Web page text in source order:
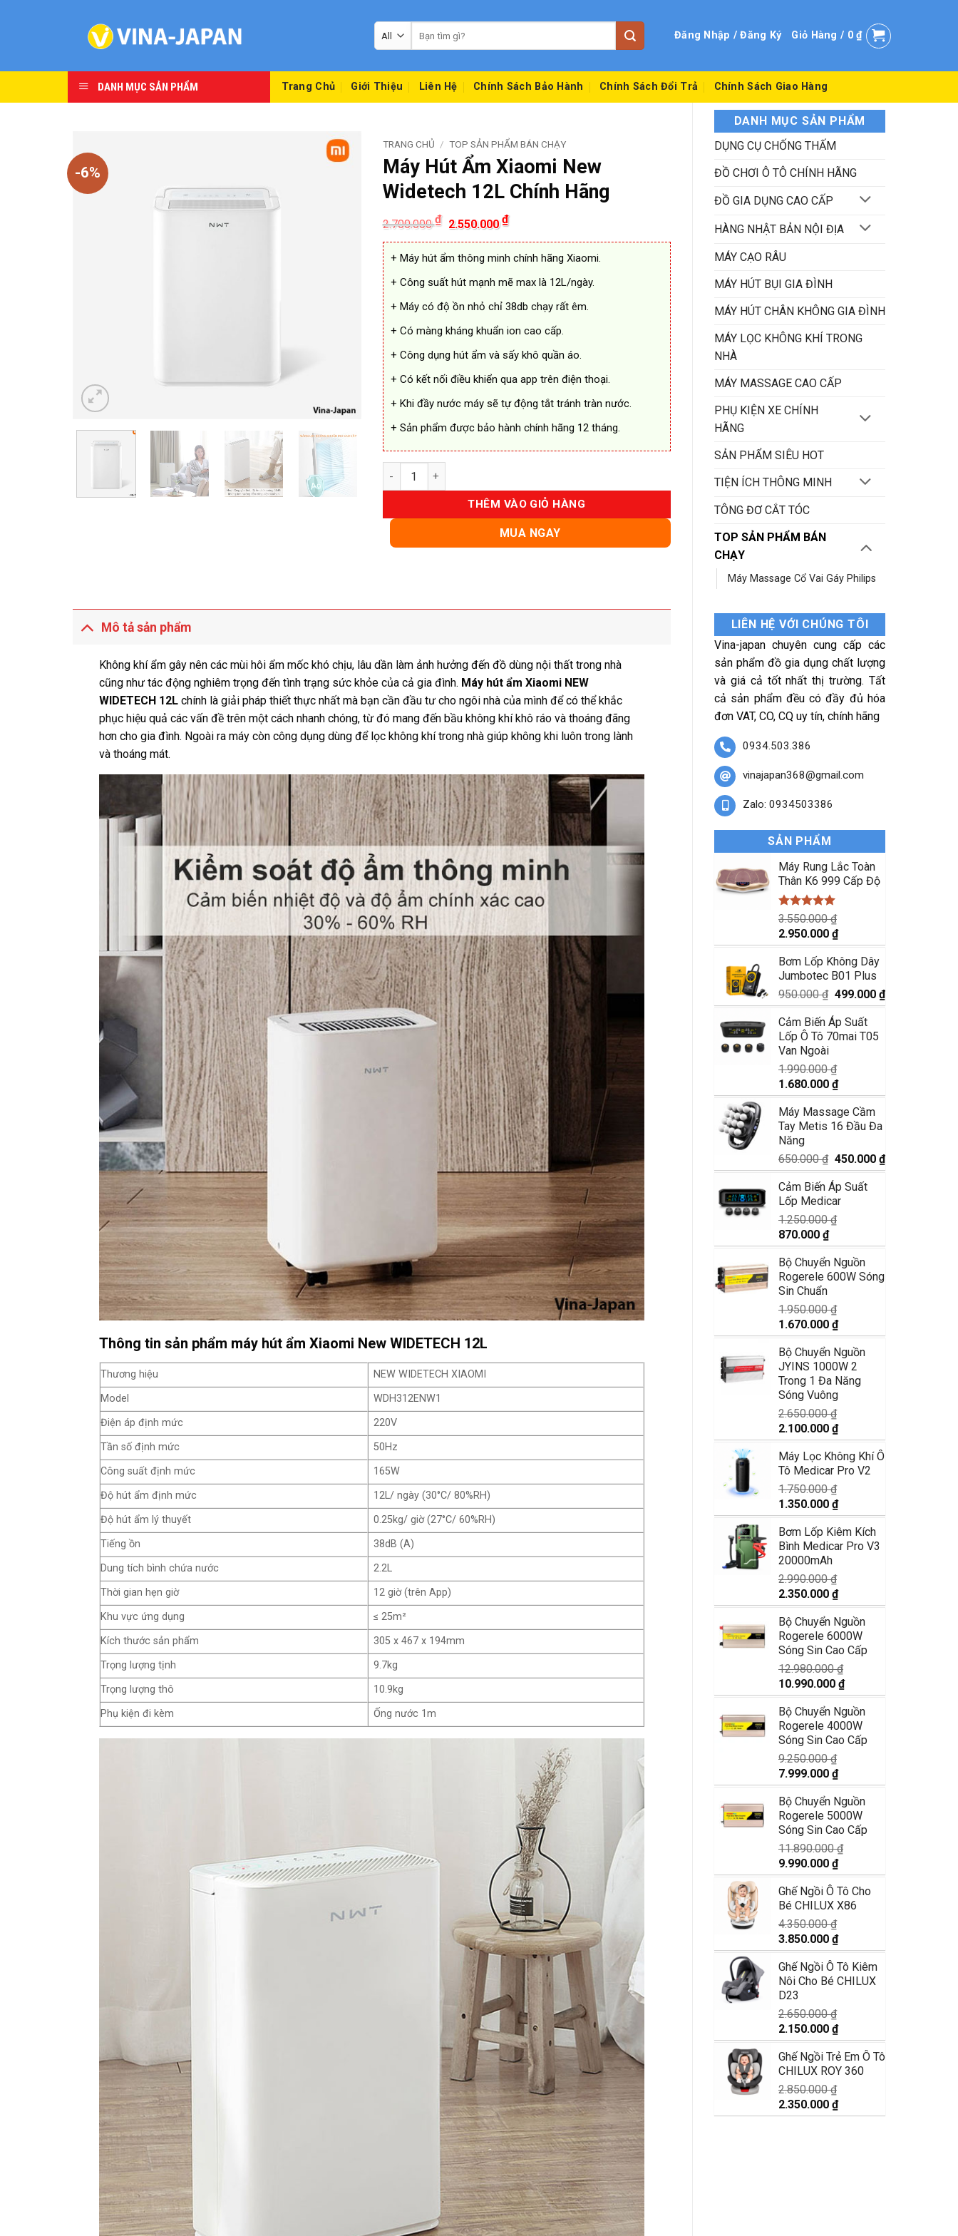
kiếm:
Đăng Nhập / Đăng Ký Giỏ Hàng / 0₫
DANH MỤC SẢN PHẨM Trang Chủ Giới Thiệu Liên Hệ Chính Sách Bảo Hành Chính Sách Đổi Trả Chính Sách Giao Hàng
DANH MỤC SẢN PHẨM
DỤNG CỤ CHỐNG THẤM
ĐỒ CHƠI Ô TÔ CHÍNH HÃNG
ĐỒ GIA DỤNG CAO CẤP
HÀNG NHẬT BẢN NỘI ĐỊA
MÁY CẠO RÂU
MÁY HÚT BỤI GIA ĐÌNH
MÁY HÚT CHÂN KHÔNG GIA ĐÌNH
MÁY LỌC KHÔNG KHÍ TRONG
NHÀ
MÁY MASSAGE CAO CẤP
PHỤ KIỆN XE CHÍNH
HÃNG
SẢN PHẨM SIÊU HOT
TIỆN ÍCH THÔNG MINH
TÔNG ĐƠ CẮT TÓC
TOP SẢN PHẨM BÁN
CHẠY
Máy Massage Cổ Vai Gáy Philips
LIÊN HỆ VỚI CHÚNG TÔI
Vina-japan chuyên cung cấp các
sản phẩm đồ gia dụng chất lượng
và giá cả tốt nhất thị trường. Tất
cả sản phẩm đều có đầy đủ hóa
đơn VAT, CO, CQ uy tín, chính hãng
0934.503.386
vinajapan368@gmail.com
Zalo: 0934503386
SẢN PHẨM
Máy Rung Lắc Toàn
Thân K6 999 Cấp Độ
Được xếp
hạng5.00
5 sao
3.550.000₫
Giá
gốc
là:
3.550.000 ₫.
2.950.000 ₫Giá
hiện
tại
là:
2.950.000 ₫.
Bơm Lốp Không Dây
Jumbotec B01 Plus
950.000₫ Giá
gốc
là:
950.000 ₫.
499.000 ₫Giá
hiện
Cảm Biến Áp Suất
Lốp Ô Tô 70mai T05
Van Ngoài
1.990.000₫
Giá
gốc
là:
1.990.000 ₫.
1.680.000 ₫Giá
hiện
tại
là:
Máy Massage Cầm
Tay Metis 16 Đầu Đa
Năng
650.000₫ Giá
gốc
là:
650.000 ₫.
450.000 ₫Giá
hiện
Cảm Biến Áp Suất
Lốp Medicar
1.250.000₫
Giá
gốc
là:
1.250.000 ₫.
870.000 ₫Giá
hiện
tại
là:
Bộ Chuyển Nguồn
Rogerele 600W Sóng
Sin Chuẩn
1.950.000₫
Giá
gốc
là:
1.950.000 ₫.
1.670.000 ₫Giá
hiện
tại
là:
1.670.000 ₫.
Bộ Chuyển Nguồn
JYINS 1000W 2
Trong 1 Đa Năng
Sóng Vuông
2.650.000₫
Giá
gốc
là:
2.650.000 ₫.
2.100.000 ₫Giá
hiện
tại
là:
Máy Lọc Không Khí Ô
Tô Medicar Pro V2
1.750.000₫
Giá
gốc
là:
1.750.000 ₫.
1.350.000 ₫Giá
hiện
tại
là:
Bơm Lốp Kiêm Kích
Bình Medicar Pro V3
20000mAh
2.990.000₫
Giá
gốc
là:
2.990.000 ₫.
2.350.000 ₫Giá
hiện
tại
là:
2.350.000 ₫.
Bộ Chuyển Nguồn
Rogerele 6000W
Sóng Sin Cao Cấp
12.980.000₫
Giá
gốc
là:
12.980.000 ₫.
10.990.000 ₫Giá
hiện
tại
là:
10.990.000 ₫.
Bộ Chuyển Nguồn
Rogerele 4000W
Sóng Sin Cao Cấp
9.250.000₫
Giá
gốc
là:
9.250.000 ₫.
7.999.000 ₫Giá
hiện
tại
là:
7.999.000 ₫.
Bộ Chuyển Nguồn
Rogerele 5000W
Sóng Sin Cao Cấp
11.890.000₫
Giá
gốc
là:
11.890.000 ₫.
9.990.000 ₫Giá
hiện
tại
là:
Ghế Ngồi Ô Tô Cho
Bé CHILUX X86
4.350.000₫
Giá
gốc
là:
4.350.000 ₫.
3.850.000 ₫Giá
hiện
tại
là:
Ghế Ngồi Ô Tô Kiêm
Nôi Cho Bé CHILUX
D23
2.650.000₫
Giá
gốc
là:
2.650.000 ₫.
2.150.000 ₫Giá
hiện
tại
là:
Ghế Ngồi Trẻ Em Ô Tô
CHILUX ROY 360
2.850.000₫
Giá
gốc
2.350.000 ₫Giá
hiện
-6%
TRANG CHỦ / TOP SẢN PHẨM BÁN CHẠY
Máy Hút Ẩm Xiaomi New
Widetech 12L Chính Hãng
2.700.000₫
Giá
gốc
là:
2.700.000 ₫.
2.550.000₫Giá
hiện
tại
là:
2.550.000 ₫.
+ Máy hút ẩm thông minh chính hãng Xiaomi.
+ Công suất hút mạnh mẽ max là 12L/ngày.
+ Máy có độ ồn nhỏ chỉ 38db chạy rất êm.
+ Có màng kháng khuẩn ion cao cấp.
+ Công dụng hút ẩm và sấy khô quần áo.
+ Có kết nối điều khiển qua app trên điện thoại.
+ Khi đầy nước máy sẽ tự động tắt tránh tràn nước.
+ Sản phẩm được bảo hành chính hãng 12 tháng.
Máy Hút Ẩm Xiaomi New Widetech 12L Chính Hãng số lượng
THÊM VÀO GIỎ HÀNG
MUA NGAY
Mô tả sản phẩm
Không khí ẩm gây nên các mùi hôi ẩm mốc khó chịu, lâu dần làm ảnh hưởng đến đồ dùng nội thất trong nhà
cũng như tác động nghiêm trọng đến tình trạng sức khỏe của cả gia đình. Máy hút ẩm Xiaomi NEW
WIDETECH 12Lchính là giải pháp thiết thực nhất mà bạn cần đầu tư cho ngôi nhà của mình để có thể khắc
phục hiệu quả các vấn đề trên một cách nhanh chóng, từ đó mang đến bầu không khí khô ráo và thoáng đãng
hơn cho gia đình. Ngoài ra máy còn công dụng dùng để lọc không khí trong nhà giúp không khi luôn trong lành
và thoáng mát.
Thông tin sản phẩm máy hút ẩm Xiaomi New WIDETECH 12L
Thương hiệu
NEW WIDETECH XIAOMI
Model
WDH312ENW1
Điện áp định mức
220V
Tần số định mức
50Hz
Công suất định mức
165W
Độ hút ẩm định mức
12L/ ngày (30°C/ 80%RH)
Độ hút ẩm lý thuyết
0.25kg/ giờ (27°C/ 60%RH)
Tiếng ồn
38dB (A)
Dung tích bình chứa nước
2.2L
Thời gian hẹn giờ
12 giờ (trên App)
Khu vực ứng dụng
≤ 25m²
Kích thước sản phẩm
305 x 467 x 194mm
Trọng lượng tịnh
9.7kg
Trọng lượng thô
10.9kg
Phụ kiện đi kèm
Ống nước 1m